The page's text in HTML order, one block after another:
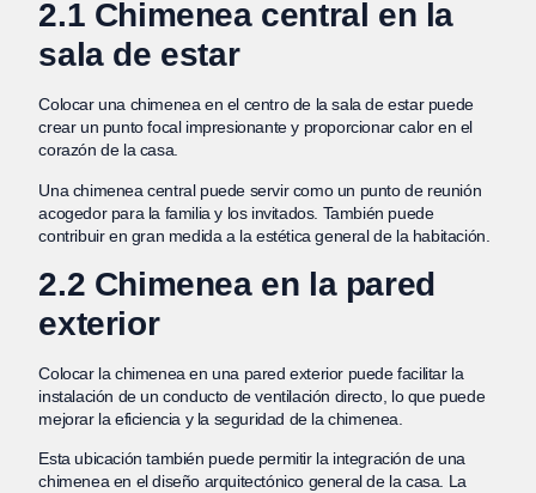
2.1 Chimenea central en la
sala de estar
Colocar una chimenea en el centro de la sala de estar puede
crear un punto focal impresionante y proporcionar calor en el
corazón de la casa.
Una chimenea central puede servir como un punto de reunión
acogedor para la familia y los invitados. También puede
contribuir en gran medida a la estética general de la habitación.
2.2 Chimenea en la pared
exterior
Colocar la chimenea en una pared exterior puede facilitar la
instalación de un conducto de ventilación directo, lo que puede
mejorar la eficiencia y la seguridad de la chimenea.
Esta ubicación también puede permitir la integración de una
chimenea en el diseño arquitectónico general de la casa. La